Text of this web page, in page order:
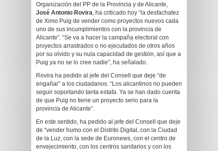
Organización del PP de la Provincia y de Alicante,
José Antonio Rovira, ha criticado hoy “la desfachatez
de Ximo Puig de vender como proyectos nuevos cada
uno de sus incumplimientos con la provincia de
Alicante”. “Se va a hacer la campaña electoral con
proyectos arrastrados o no ejecutados de otros años
por su olvido y su nula capacidad de gestión, así que a
Puig ya no se lo cree nadie”, ha señalado.
Rovira ha pedido al jefe del Consell que deje “de
engañar” a los ciudadanos. “Los alicantinos no pueden
seguir soportando tanta estafa. Ya se han dado cuenta
de que Puig no tiene un proyecto serio para la
provincia de Alicante”.
En este sentido, ha pedido al jefe del Consell que deje
de “vender humo con el Distrito Digital, con la Ciudad
de la Luz, con la sede de Euronews, con el centro de
envejecimiento, con los centros sanitarios y con los